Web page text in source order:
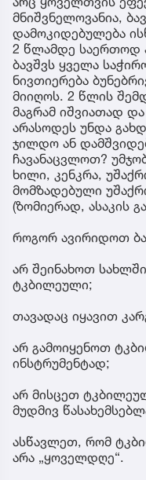
მნიშვნელოვანია,
დამოკიდებულება
2 წლამდე საერთოდ
ბავშვს ყველა
ნივთიერება
მიიღოს. 2 წლის
მაგრამ იშვიათად
არასოდეს უნდა
ჯილდო ან
ჩავანაცვლოთ?
ხილი, კენკრა,
მომზადებული
(ზომიერად, ასაკის
როგორ ავირიდოთ
არ შეინახოთ
ტკბილეული;
თავადაც იყავით
არ გამოიყენოთ
ინსტრუმენტად;
არ მისცეთ
მუდმივ
ასწავლეთ, რომ
არა „ყოველდღე“.